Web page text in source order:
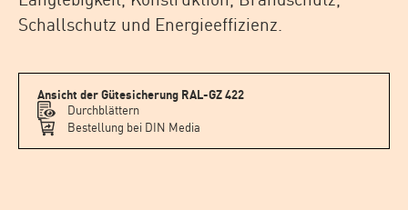
Schallschutz und Energieeffizienz.
Ansicht der Gütesicherung RAL-GZ 422
Durchblättern
Bestellung bei DIN Media